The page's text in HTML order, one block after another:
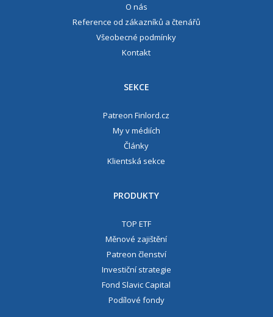
O nás
Reference od zákazníků a čtenářů
Všeobecné podmínky
Kontakt
SEKCE
Patreon Finlord.cz
My v médiích
Články
Klientská sekce
PRODUKTY
TOP ETF
Měnové zajištění
Patreon členství
Investiční strategie
Fond Slavic Capital
Podílové fondy